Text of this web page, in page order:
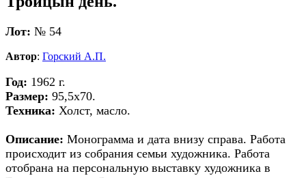
Лот: № 54
Автор: Горский А.П.
Год: 1962 г.
Размер: 95,5х70.
Техника: Холст, масло.
Описание: Монограмма и дата внизу справа. Работа
происходит из собрания семьи художника. Работа
отобрана на персональную выставку художника в